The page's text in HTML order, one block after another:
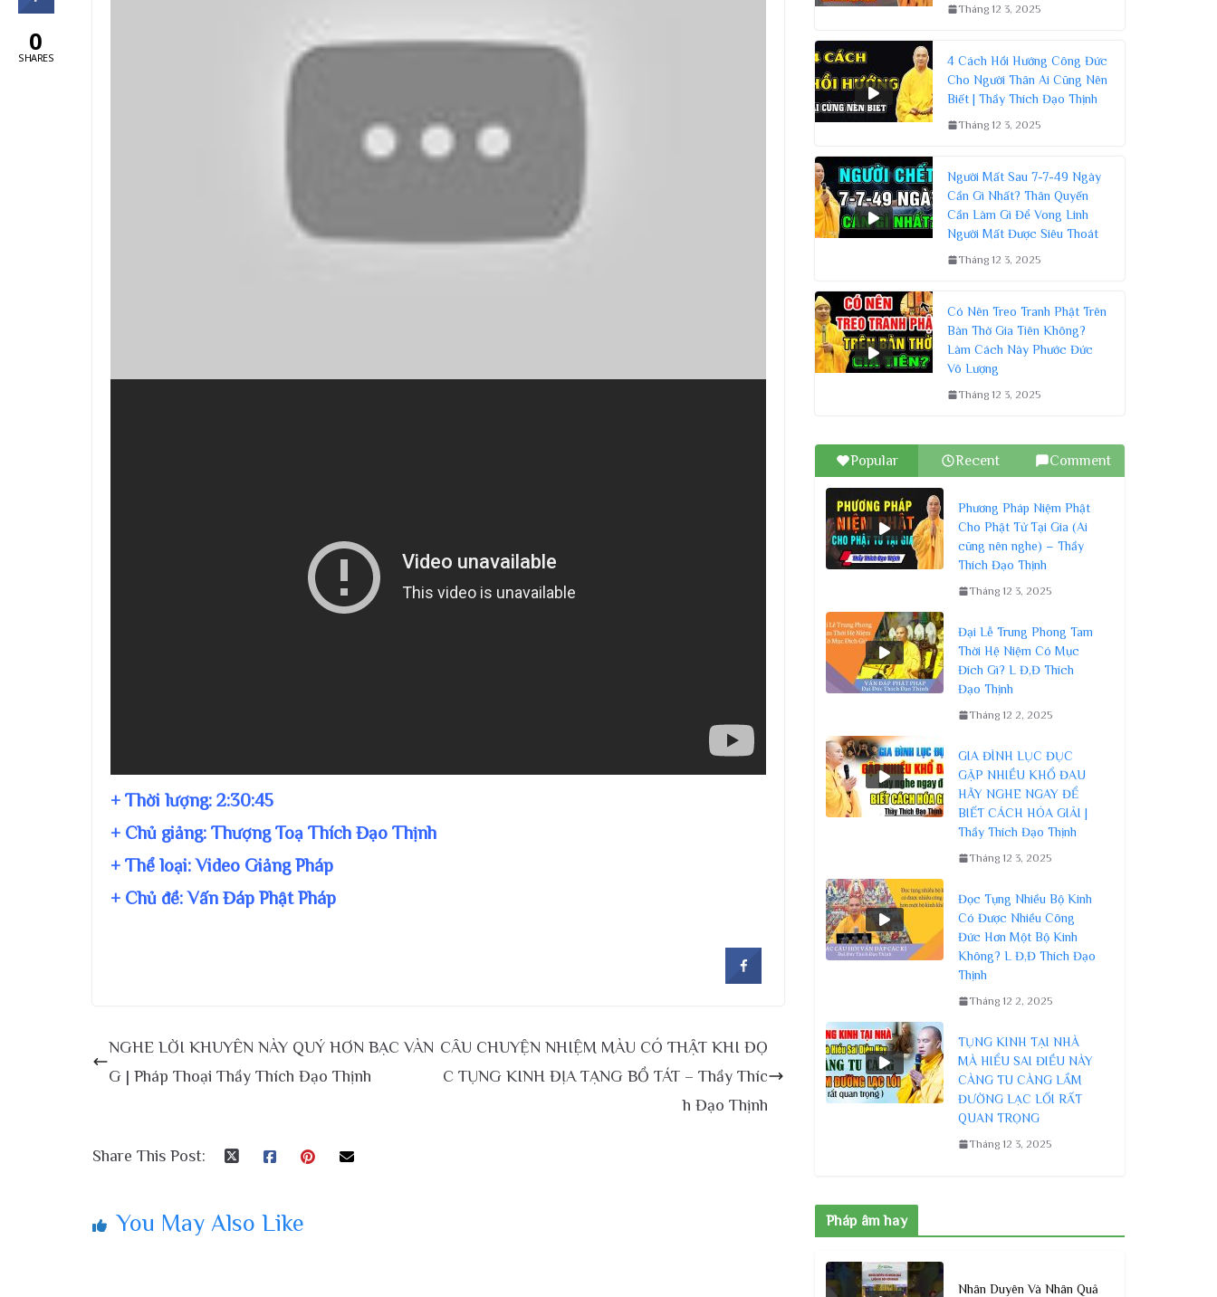
+ Thời lượng: 2:30:45
+ Chủ giảng: Thượng Toạ Thích Đạo Thịnh
+ Thể loại: Video Giảng Pháp
+ Chủ đề:Vấn Đáp Phật Pháp
NGHE LỜI KHUYÊN NÀY QUÝ HƠN BẠC VÀN
G | Pháp Thoại Thầy Thích Đạo Thịnh
CÂU CHUYỆN NHIỆM MÀU CÓ THẬT KHI ĐỌ
C TỤNG KINH ĐỊA TẠNG BỒ TÁT – Thầy Thíc
h Đạo Thịnh
Share This Post:
You May Also Like
Tháng 12 3, 2025
4 Cách Hồi Hướng Công Đức
Cho Người Thân Ai Cũng Nên
Biết | Thầy Thích Đạo Thịnh
Tháng 12 3, 2025
Người Mất Sau 7-7-49 Ngày
Cần Gì Nhất? Thân Quyến
Cần Làm Gì Để Vong Linh
Người Mất Được Siêu Thoát
Tháng 12 3, 2025
Có Nên Treo Tranh Phật Trên
Bàn Thờ Gia Tiên Không?
Làm Cách Này Phước Đức
Vô Lượng
Tháng 12 3, 2025
Popular Recent Comment
Phương Pháp Niệm Phật
Cho Phật Tử Tại Gia (Ai
cũng nên nghe) – Thầy
Thích Đạo Thịnh
Tháng 12 3, 2025
Đại Lễ Trung Phong Tam
Thời Hệ Niệm Có Mục
Đích Gì? L Đ,Đ Thích
Đạo Thịnh
Tháng 12 2, 2025
GIA ĐÌNH LỤC ĐỤC
GẶP NHIỀU KHỔ ĐAU
HÃY NGHE NGAY ĐỂ
BIẾT CÁCH HÓA GIẢI |
Thầy Thích Đạo Thịnh
Tháng 12 3, 2025
Đọc Tụng Nhiều Bộ Kinh
Có Được Nhiều Công
Đức Hơn Một Bộ Kinh
Không? L Đ,Đ Thích Đạo
Thịnh
Tháng 12 2, 2025
TỤNG KINH TẠI NHÀ
MÀ HIỂU SAI ĐIỀU NÀY
CÀNG TU CÀNG LẦM
ĐƯỜNG LẠC LỐI RẤT
QUAN TRỌNG
Tháng 12 3, 2025
Pháp âm hay
Nhân Duyên Và Nhân Quả
0
SHARES